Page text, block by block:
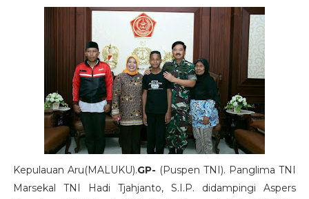
Kepulauan Aru(MALUKU).GP- (Puspen TNI). Panglima TNI
Marsekal TNI Hadi Tjahjanto, S.I.P. didampingi Aspers